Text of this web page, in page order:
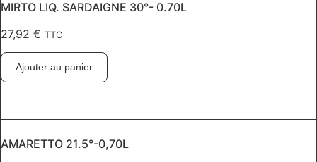
MIRTO LIQ. SARDAIGNE 30°- 0.70L
27,92 € TTC
Ajouter au panier
AMARETTO 21.5°-0,70L